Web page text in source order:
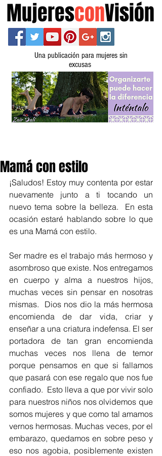
MujeresconVisión
Una publicación para mujeres sin
excusas
Mamá con estilo
¡Saludos! Estoy muy contenta por estar
nuevamente junto a ti tocando un
nuevo tema sobre la belleza.  En esta
ocasión estaré hablando sobre lo que
es una Mamá con estilo.
Ser madre es el trabajo más hermoso y
asombroso que existe. Nos entregamos
en cuerpo y alma a nuestros hijos,
muchas veces sin pensar en nosotras
mismas.  Dios nos dio la más hermosa
encomienda de dar vida, criar y
enseñar a una criatura indefensa. El ser
portadora de tan gran encomienda
muchas veces nos llena de temor
porque pensamos en que si fallamos
que pasará con ese regalo que nos fue
confiado.  Esto lleva a que por vivir solo
para nuestros niños nos olvidemos que
somos mujeres y que como tal amamos
vernos hermosas. Muchas veces, por el
embarazo, quedamos en sobre peso y
eso nos agobia, posiblemente existen